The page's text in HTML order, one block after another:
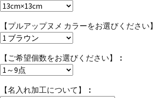
【プルアップヌメ カラーをお選びください】
【ご希望個数をお選びください】
【名入れ加工について】